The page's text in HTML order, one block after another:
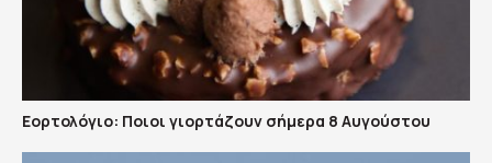
Εορτολόγιο: Ποιοι γιορτάζουν σήμερα 8 Αυγούστου